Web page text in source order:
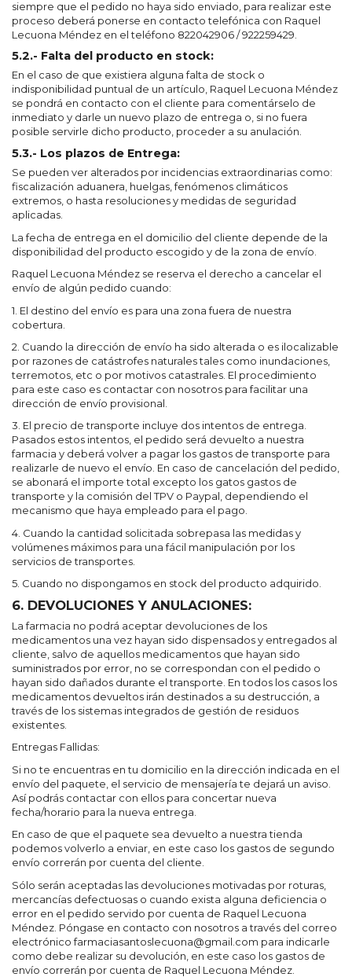
siempre que el pedido no haya sido enviado, para realizar este
proceso deberá ponerse en contacto telefónica con Raquel
Lecuona Méndez en el teléfono 822042906 / 922259429.
5.2.- Falta del producto en stock:
En el caso de que existiera alguna falta de stock o
indisponibilidad puntual de un artículo, Raquel Lecuona Méndez
se pondrá en contacto con el cliente para comentárselo de
inmediato y darle un nuevo plazo de entrega o, si no fuera
posible servirle dicho producto, proceder a su anulación.
5.3.- Los plazos de Entrega:
Se pueden ver alterados por incidencias extraordinarias como:
fiscalización aduanera, huelgas, fenómenos climáticos
extremos, o hasta resoluciones y medidas de seguridad
aplicadas.
La fecha de entrega en el domicilio del cliente depende de la
disponibilidad del producto escogido y de la zona de envío.
Raquel Lecuona Méndez se reserva el derecho a cancelar el
envío de algún pedido cuando:
1. El destino del envío es para una zona fuera de nuestra
cobertura.
2. Cuando la dirección de envío ha sido alterada o es ilocalizable
por razones de catástrofes naturales tales como inundaciones,
terremotos, etc o por motivos catastrales. El procedimiento
para este caso es contactar con nosotros para facilitar una
dirección de envío provisional.
3. El precio de transporte incluye dos intentos de entrega.
Pasados estos intentos, el pedido será devuelto a nuestra
farmacia y deberá volver a pagar los gastos de transporte para
realizarle de nuevo el envío. En caso de cancelación del pedido,
se abonará el importe total excepto los gatos gastos de
transporte y la comisión del TPV o Paypal, dependiendo el
mecanismo que haya empleado para el pago.
4. Cuando la cantidad solicitada sobrepasa las medidas y
volúmenes máximos para una fácil manipulación por los
servicios de transportes.
5. Cuando no dispongamos en stock del producto adquirido.
6. DEVOLUCIONES Y ANULACIONES:
La farmacia no podrá aceptar devoluciones de los
medicamentos una vez hayan sido dispensados y entregados al
cliente, salvo de aquellos medicamentos que hayan sido
suministrados por error, no se correspondan con el pedido o
hayan sido dañados durante el transporte. En todos los casos los
medicamentos devueltos irán destinados a su destrucción, a
través de los sistemas integrados de gestión de residuos
existentes.
Entregas Fallidas:
Si no te encuentras en tu domicilio en la dirección indicada en el
envío del paquete, el servicio de mensajería te dejará un aviso.
Así podrás contactar con ellos para concertar nueva
fecha/horario para la nueva entrega.
En caso de que el paquete sea devuelto a nuestra tienda
podemos volverlo a enviar, en este caso los gastos de segundo
envío correrán por cuenta del cliente.
Sólo serán aceptadas las devoluciones motivadas por roturas,
mercancías defectuosas o cuando exista alguna deficiencia o
error en el pedido servido por cuenta de Raquel Lecuona
Méndez. Póngase en contacto con nosotros a través del correo
electrónico farmaciasantoslecuona@gmail.com para indicarle
como debe realizar su devolución, en este caso los gastos de
envío correrán por cuenta de Raquel Lecuona Méndez.